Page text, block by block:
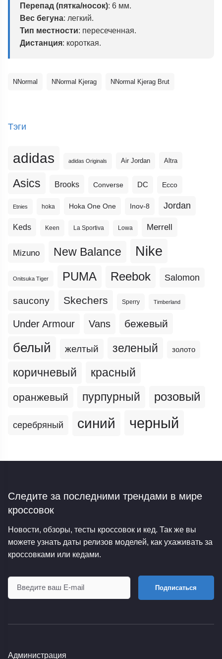
Перепад (пятка/носок): 6 мм.
Вес бегуна: легкий.
Тип местности: пересеченная.
Дистанция: короткая.
NNormal NNormal Kjerag NNormal Kjerag Brut
Тэги
adidas adidas Originals Air Jordan Altra
Asics Brooks Converse DC Ecco
Etnies hoka Hoka One One Inov-8 Jordan
Keds Keen La Sportiva Lowa Merrell
Mizuno New Balance Nike
Onitsuka Tiger PUMA Reebok Salomon
saucony Skechers Sperry Timberland
Under Armour Vans бежевый
белый желтый зеленый золото
коричневый красный
оранжевый пурпурный розовый
серебряный синий черный
Следите за последними трендами в мире
кроссовок
Новости, обзоры, тесты кроссовок и кед. Так же вы
можете узнать даты релизов моделей, как ухаживать за
кроссовками или кедами.
Подписаться
Администрация